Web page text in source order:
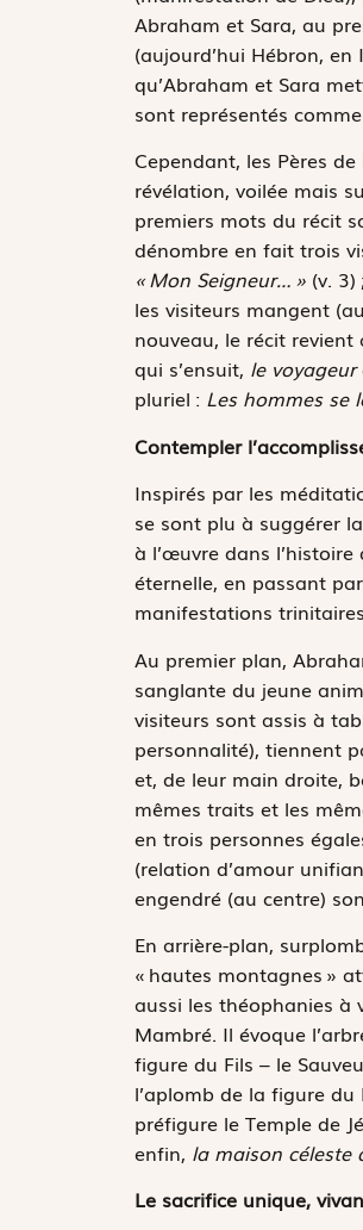
Abraham et Sara, au
(aujourd’hui Hébron, en
qu’Abraham et Sara
sont représentés
Cependant, les Pères
révélation, voilée mais
premiers mots du récit
dénombre en fait trois
« Mon Seigneur… »(v. 3)
les visiteurs mangent
nouveau, le récit revient
qui s’ensuit, le voyageur
pluriel : Les hommes se
Contempler
Inspirés par les
se sont plu à suggérer
à l’œuvre dans
éternelle, en passant
manifestations
Au premier plan,
sanglante du jeune
visiteurs sont assis à
personnalité), tiennent
et, de leur main droite,
mêmes traits et les
en trois personnes
(relation d’amour
engendré (au centre)
En arrière-plan,
« hautes montagnes »
aussi les théophanies à
Mambré. Il évoque
figure du Fils – le
l’aplomb de la figure du
préfigure le Temple de
enfin, la maison céleste
Le sacrifice unique,